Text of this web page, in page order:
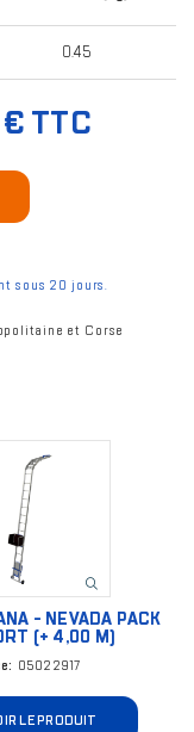
0.45
TTC
sous 20 jours.
et Corse
- NEVADA PACK
(+ 4,00 M)
05022917
LE PRODUIT